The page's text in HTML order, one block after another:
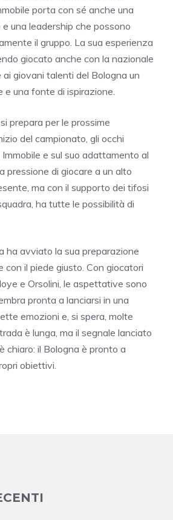
porta con sé anche una
una leadership che possono
il gruppo. La sua esperienza
giocato anche con la nazionale
ai giovani talenti del Bologna un
e una fonte di ispirazione.
prepara per le prossime
del campionato, gli occhi
e sul suo adattamento al
pressione di giocare a un alto
ma con il supporto dei tifosi
ha tutte le possibilità di
ha avviato la sua preparazione
con il piede giusto. Con giocatori
e Orsolini, le aspettative sono
pronta a lanciarsi in una
emozioni e, si spera, molte
è lunga, ma il segnale lanciato
chiaro: il Bologna è pronto a
obiettivi.